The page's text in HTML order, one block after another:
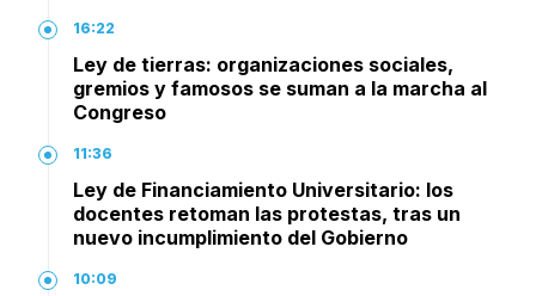
16:22
Ley de tierras: organizaciones sociales,
gremios y famosos se suman a la marcha al
Congreso
11:36
Ley de Financiamiento Universitario: los
docentes retoman las protestas, tras un
nuevo incumplimiento del Gobierno
10:09